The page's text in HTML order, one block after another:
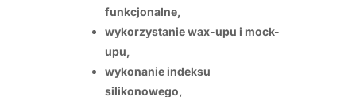
funkcjonalne,
wykorzystanie wax-upu i mock-
upu,
wykonanie indeksu
silikonowego,